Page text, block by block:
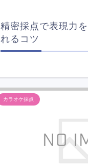
精密採点で表現力
れるコツ
カラオケ採点